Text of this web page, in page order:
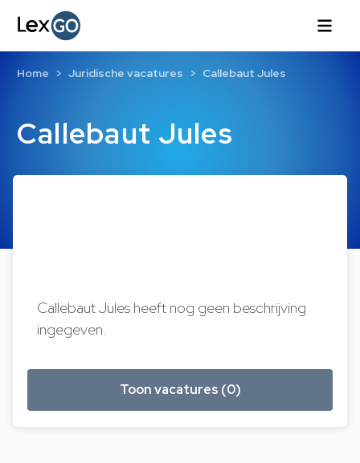
Callebaut Jules
Home Juridische vacatures Callebaut Jules
Callebaut Jules heeft nog geen beschrijving
ingegeven.
Toon vacatures (0)